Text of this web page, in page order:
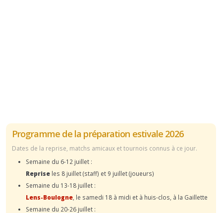
Programme de la préparation estivale 2026
Dates de la reprise, matchs amicaux et tournois connus à ce jour.
Semaine du 6-12 juillet :
Reprise les 8 juillet (staff) et 9 juillet (joueurs)
Semaine du 13-18 juillet :
Lens-Boulogne , le samedi 18 à midi et à huis-clos, à la Gaillette
Semaine du 20-26 juillet :